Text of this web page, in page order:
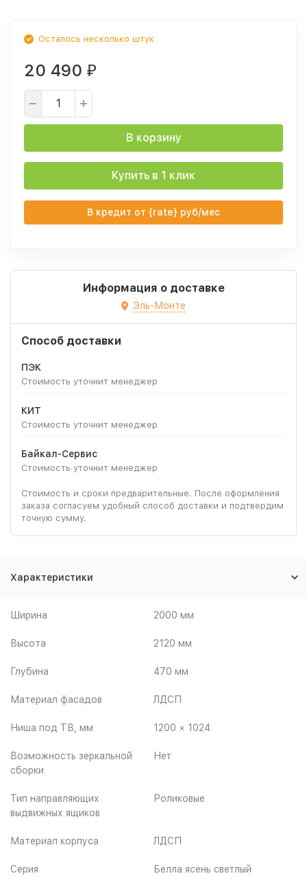
Осталось несколько штук
20 490 ₽
В корзину
Купить в 1 клик
В кредит от {rate} руб/мес
Информация о доставке
Эль-Монте
Способ доставки
ПЭК
Стоимость уточнит менеджер
КИТ
Стоимость уточнит менеджер
Байкал-Сервис
Стоимость уточнит менеджер
Стоимость и сроки предварительные. После оформления
заказа согласуем удобный способ доставки и подтвердим
точную сумму.
Характеристики
Ширина 2000 мм
Высота 2120 мм
Глубина 470 мм
Материал фасадов ЛДСП
Ниша под ТВ, мм 1200 × 1024
Возможность зеркальной
сборки
Нет
Тип направляющих
выдвижных ящиков
Роликовые
Материал корпуса ЛДСП
Серия Белла ясень светлый